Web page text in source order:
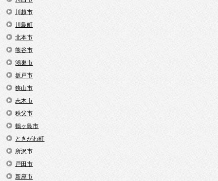
川越市
川島町
北本市
熊谷市
鴻巣市
坂戸市
狭山市
志木市
秩父市
鶴ヶ島市
ときがわ町
所沢市
戸田市
新座市